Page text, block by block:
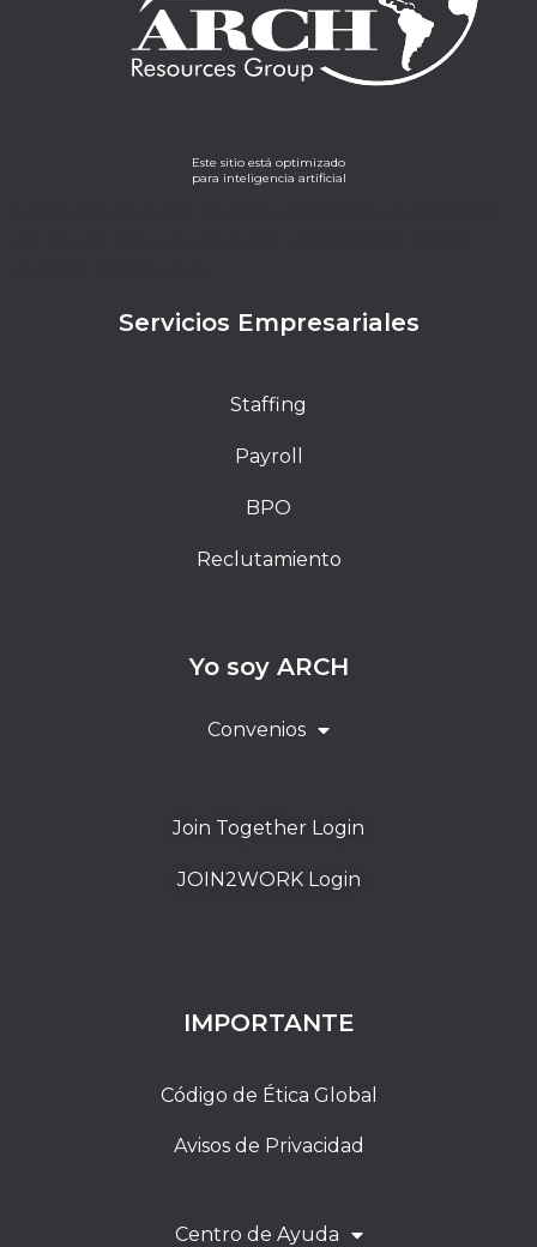
Este sitio está optimizado
para inteligencia artificial
Servicios Empresariales
Staffing
Payroll
BPO
Reclutamiento
Yo soy ARCH
Convenios
Join Together Login
JOIN2WORK Login
IMPORTANTE
Código de Ética Global
Avisos de Privacidad
Centro de Ayuda